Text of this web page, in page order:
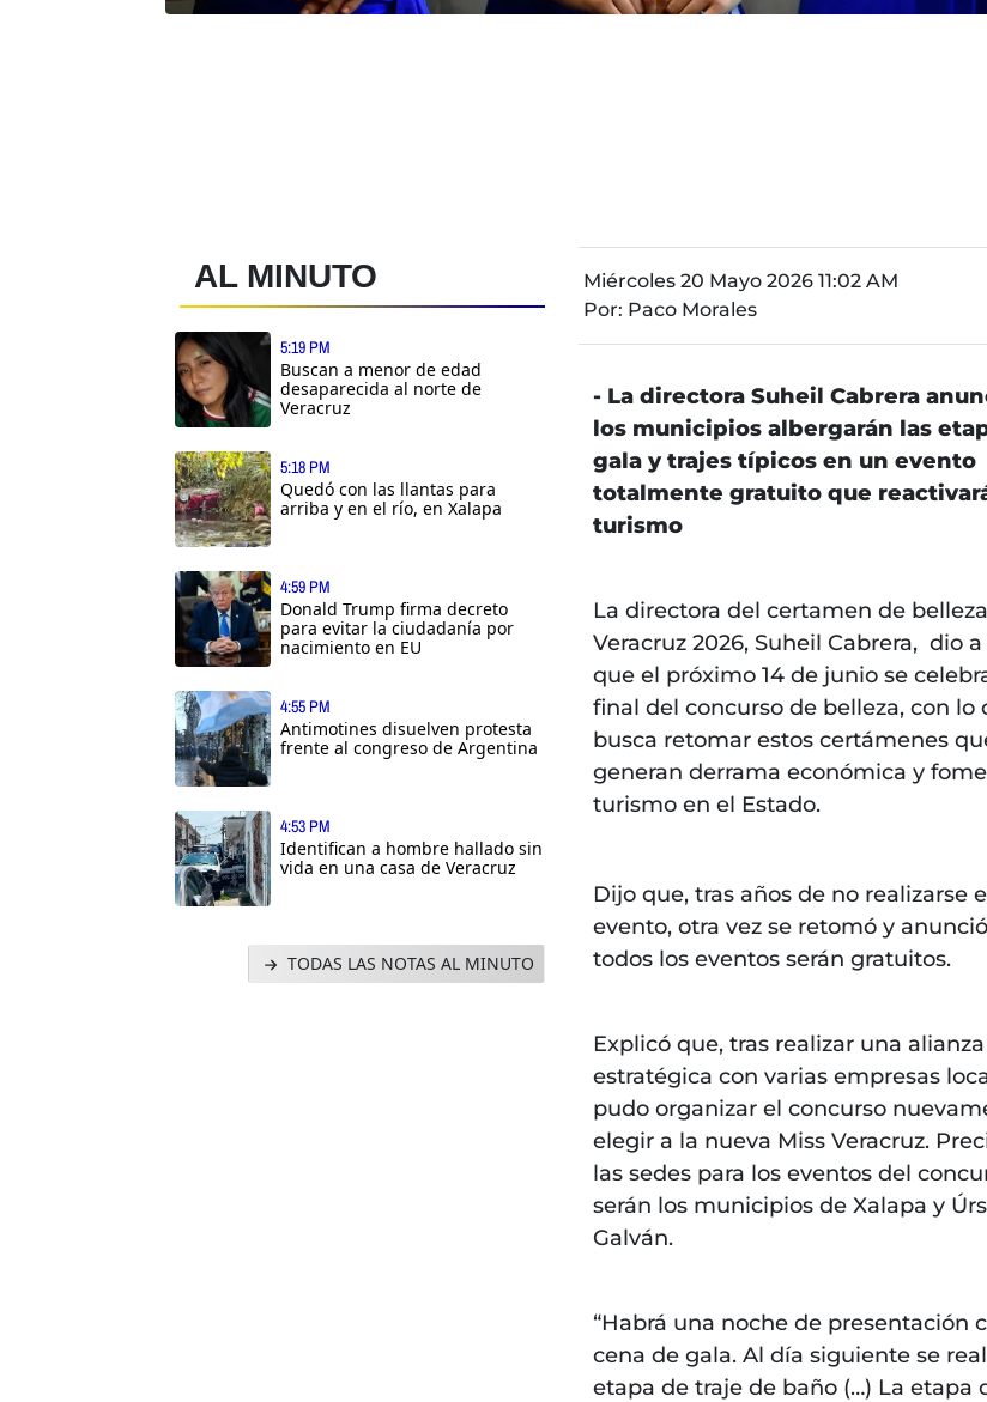
AL MINUTO
5:19 PM
Buscan a menor de edad
desaparecida al norte de
Veracruz
5:18 PM
Quedó con las llantas para
arriba y en el río, en Xalapa
4:59 PM
Donald Trump firma decreto
para evitar la ciudadanía por
nacimiento en EU
4:55 PM
Antimotines disuelven protesta
frente al congreso de Argentina
4:53 PM
Identifican a hombre hallado sin
vida en una casa de Veracruz
TODAS LAS NOTAS AL MINUTO
Miércoles 20 Mayo 2026 11:02 AM
Por: Paco Morales
- La directora Suheil Cabrera
los municipios albergarán las
gala y trajes típicos en un evento
totalmente gratuito que
turismo
La directora del certamen de
Veracruz 2026, Suheil Cabrera, dio
que el próximo 14 de junio se
final del concurso de belleza, con lo
busca retomar estos certámenes
generan derrama económica y
turismo en el Estado.
Dijo que, tras años de no realizarse
evento, otra vez se retomó y
todos los eventos serán gratuitos.
Explicó que, tras realizar una alianza
estratégica con varias empresas
pudo organizar el concurso
elegir a la nueva Miss Veracruz.
las sedes para los eventos del
serán los municipios de Xalapa y
Galván.
“Habrá una noche de presentación
cena de gala. Al día siguiente se
etapa de traje de baño (…) La etapa